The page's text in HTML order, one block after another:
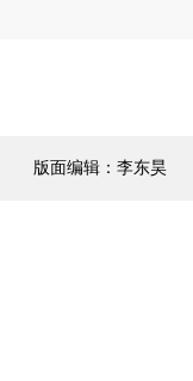
版面编辑：李东昊